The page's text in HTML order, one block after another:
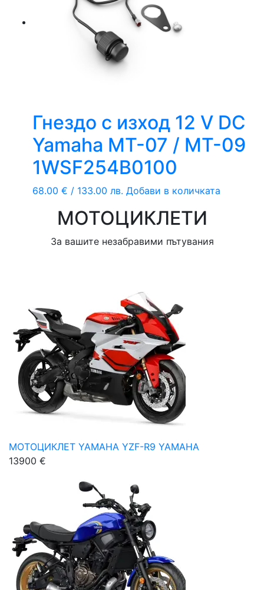
Гнездо с изход 12 V DC
Yamaha MT-07 / MT-09
1WSF254B0100
68.00 € / 133.00 лв. Добави в количката
МОТОЦИКЛЕТИ
За вашите незабравими пътувания
МОТОЦИКЛЕТ YAMAHA YZF-R9 YAMAHA
13900 €